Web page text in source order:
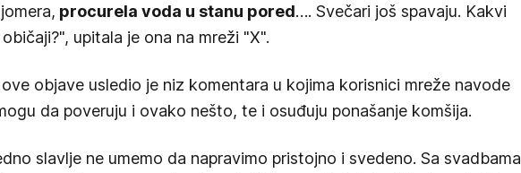
procurela voda u stanu pored…. Svečari još spavaju. Kakvi
upitala je ona na mreži "X".
objave usledio je niz komentara u kojima korisnici mreže navode
da poveruju i ovako nešto, te i osuđuju ponašanje komšija.
slavlje ne umemo da napravimo pristojno i svedeno. Sa svadbama